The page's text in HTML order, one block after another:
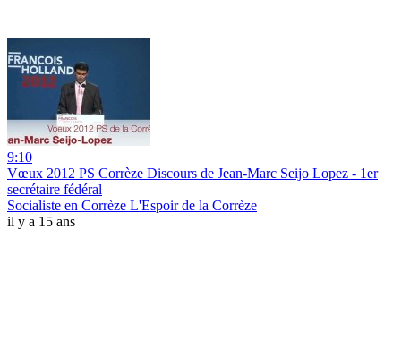
9:10
Vœux 2012 PS Corrèze Discours de Jean-Marc Seijo Lopez - 1er
secrétaire fédéral
Socialiste en Corrèze L'Espoir de la Corrèze
il y a 15 ans